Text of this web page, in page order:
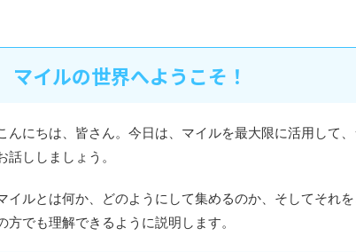
マイルの世界へようこそ！
んにちは、皆さん。今日は、マイルを最大限に活用して
話ししましょう。
イルとは何か、どのようにして集めるのか、そしてそれ
方でも理解できるように説明します。